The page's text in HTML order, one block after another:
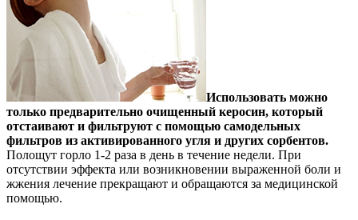
Использовать можно
только предварительно очищенный керосин, который
отстаивают и фильтруют с помощью самодельных
фильтров из активированного угля и других сорбентов.
Полощут горло 1-2 раза в день в течение недели. При
отсутствии эффекта или возникновении выраженной боли и
жжения лечение прекращают и обращаются за медицинской
помощью.